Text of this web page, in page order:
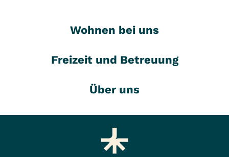
Wohnen bei uns
Freizeit und Betreuung
Über uns